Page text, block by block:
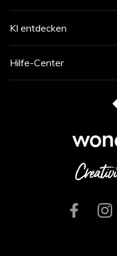
KI entdecken
Hilfe-Center